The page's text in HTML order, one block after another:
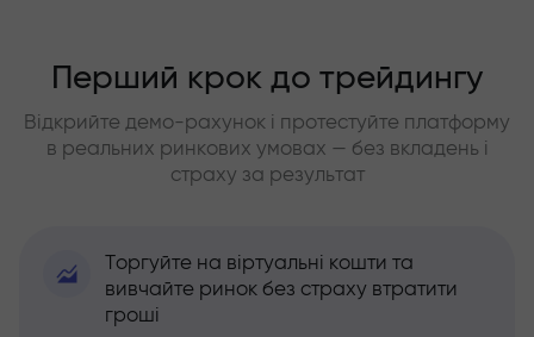
Перший крок до трейдингу
Відкрийте демо-рахунок і протестуйте платформу
в реальних ринкових умовах — без вкладень і
страху за результат
Торгуйте на віртуальні кошти та
вивчайте ринок без страху втратити
гроші